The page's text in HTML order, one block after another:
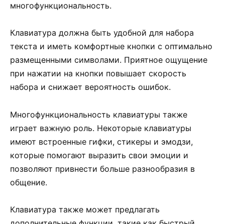
многофункциональность.
Клавиатура должна быть удобной для набора
текста и иметь комфортные кнопки с оптимально
размещенными символами. Приятное ощущение
при нажатии на кнопки повышает скорость
набора и снижает вероятность ошибок.
Многофункциональность клавиатуры также
играет важную роль. Некоторые клавиатуры
имеют встроенные гифки, стикеры и эмодзи,
которые помогают выразить свои эмоции и
позволяют привнести больше разнообразия в
общение.
Клавиатура также может предлагать